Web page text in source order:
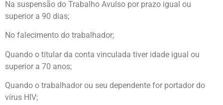
Na suspensão do Trabalho Avulso por prazo igual ou
superior a 90 dias;
No falecimento do trabalhador;
Quando o titular da conta vinculada tiver idade igual ou
superior a 70 anos;
Quando o trabalhador ou seu dependente for portador do
vírus HIV;